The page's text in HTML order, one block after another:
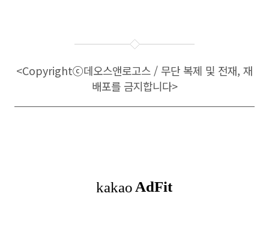
<Copyrightⓒ데오스앤로고스 / 무단 복제 및 전재, 재
배포를 금지합니다>